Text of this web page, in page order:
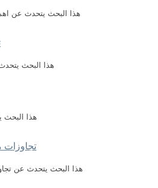
هذا البحث يتحدث عن
هذا البحث
هذا البحث
تجاوزات
هذا البحث يتحدث عن